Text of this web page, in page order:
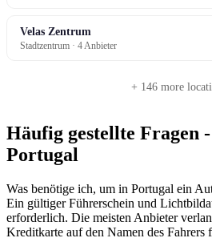
Velas Zentrum
Stadtzentrum · 4 Anbieter
+ 146 more
Häufig gestellte Fragen
Portugal
Was benötige ich, um in Portugal ein
Ein gültiger Führerschein und
erforderlich. Die meisten Anbieter
Kreditkarte auf den Namen des Fahrers